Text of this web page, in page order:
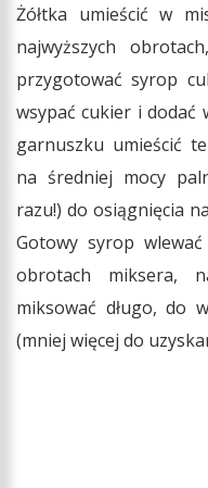
Żółtka umieścić w
najwyższych
przygotować syrop
wsypać cukier i dodać
garnuszku umieścić
na średniej mocy
razu!) do osiągnięcia
Gotowy syrop
obrotach miksera,
miksować długo, do
(mniej więcej do